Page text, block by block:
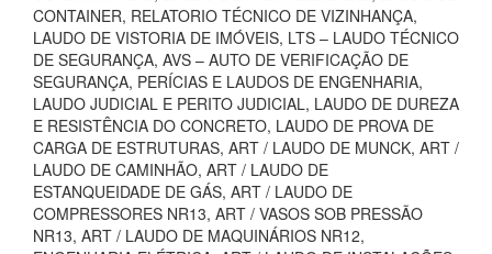
CONTAINER, RELATORIO TÉCNICO DE VIZINHANÇA,
LAUDO DE VISTORIA DE IMÓVEIS, LTS – LAUDO TÉCNICO
DE SEGURANÇA, AVS – AUTO DE VERIFICAÇÃO DE
SEGURANÇA, PERÍCIAS E LAUDOS DE ENGENHARIA,
LAUDO JUDICIAL E PERITO JUDICIAL, LAUDO DE DUREZA
E RESISTÊNCIA DO CONCRETO, LAUDO DE PROVA DE
CARGA DE ESTRUTURAS, ART / LAUDO DE MUNCK, ART /
LAUDO DE CAMINHÃO, ART / LAUDO DE
ESTANQUEIDADE DE GÁS, ART / LAUDO DE
COMPRESSORES NR13, ART / VASOS SOB PRESSÃO
NR13, ART / LAUDO DE MAQUINÁRIOS NR12,